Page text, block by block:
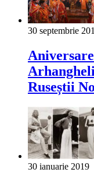
30 septembrie
Ruseștii
30 ianuarie 2019